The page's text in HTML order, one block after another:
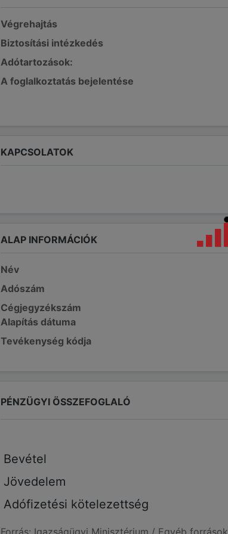
Végrehajtás
Biztosítási intézkedés
Adótartozások:
A foglalkoztatás bejelentése
KAPCSOLATOK
ALAP INFORMÁCIÓK
Név
Adószám
Cégjegyzékszám
Alapítás dátuma
Tevékenység kódja
PÉNZÜGYI ÖSSZEFOGLALÓ
Bevétel
Jövedelem
Adófizetési kötelezettség
Forrás: Igazságügyi Minisztérium / Egyéb források